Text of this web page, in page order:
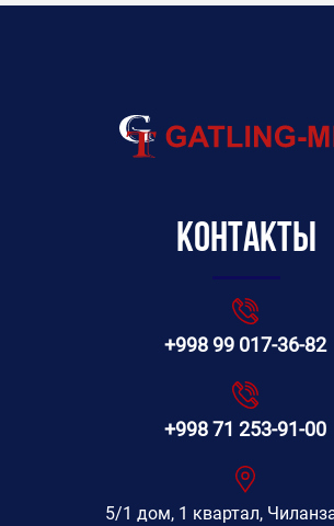
Контакты
+998 99 017-36-82
+998 71 253-91-00
5/1 дом, 1 квартал,